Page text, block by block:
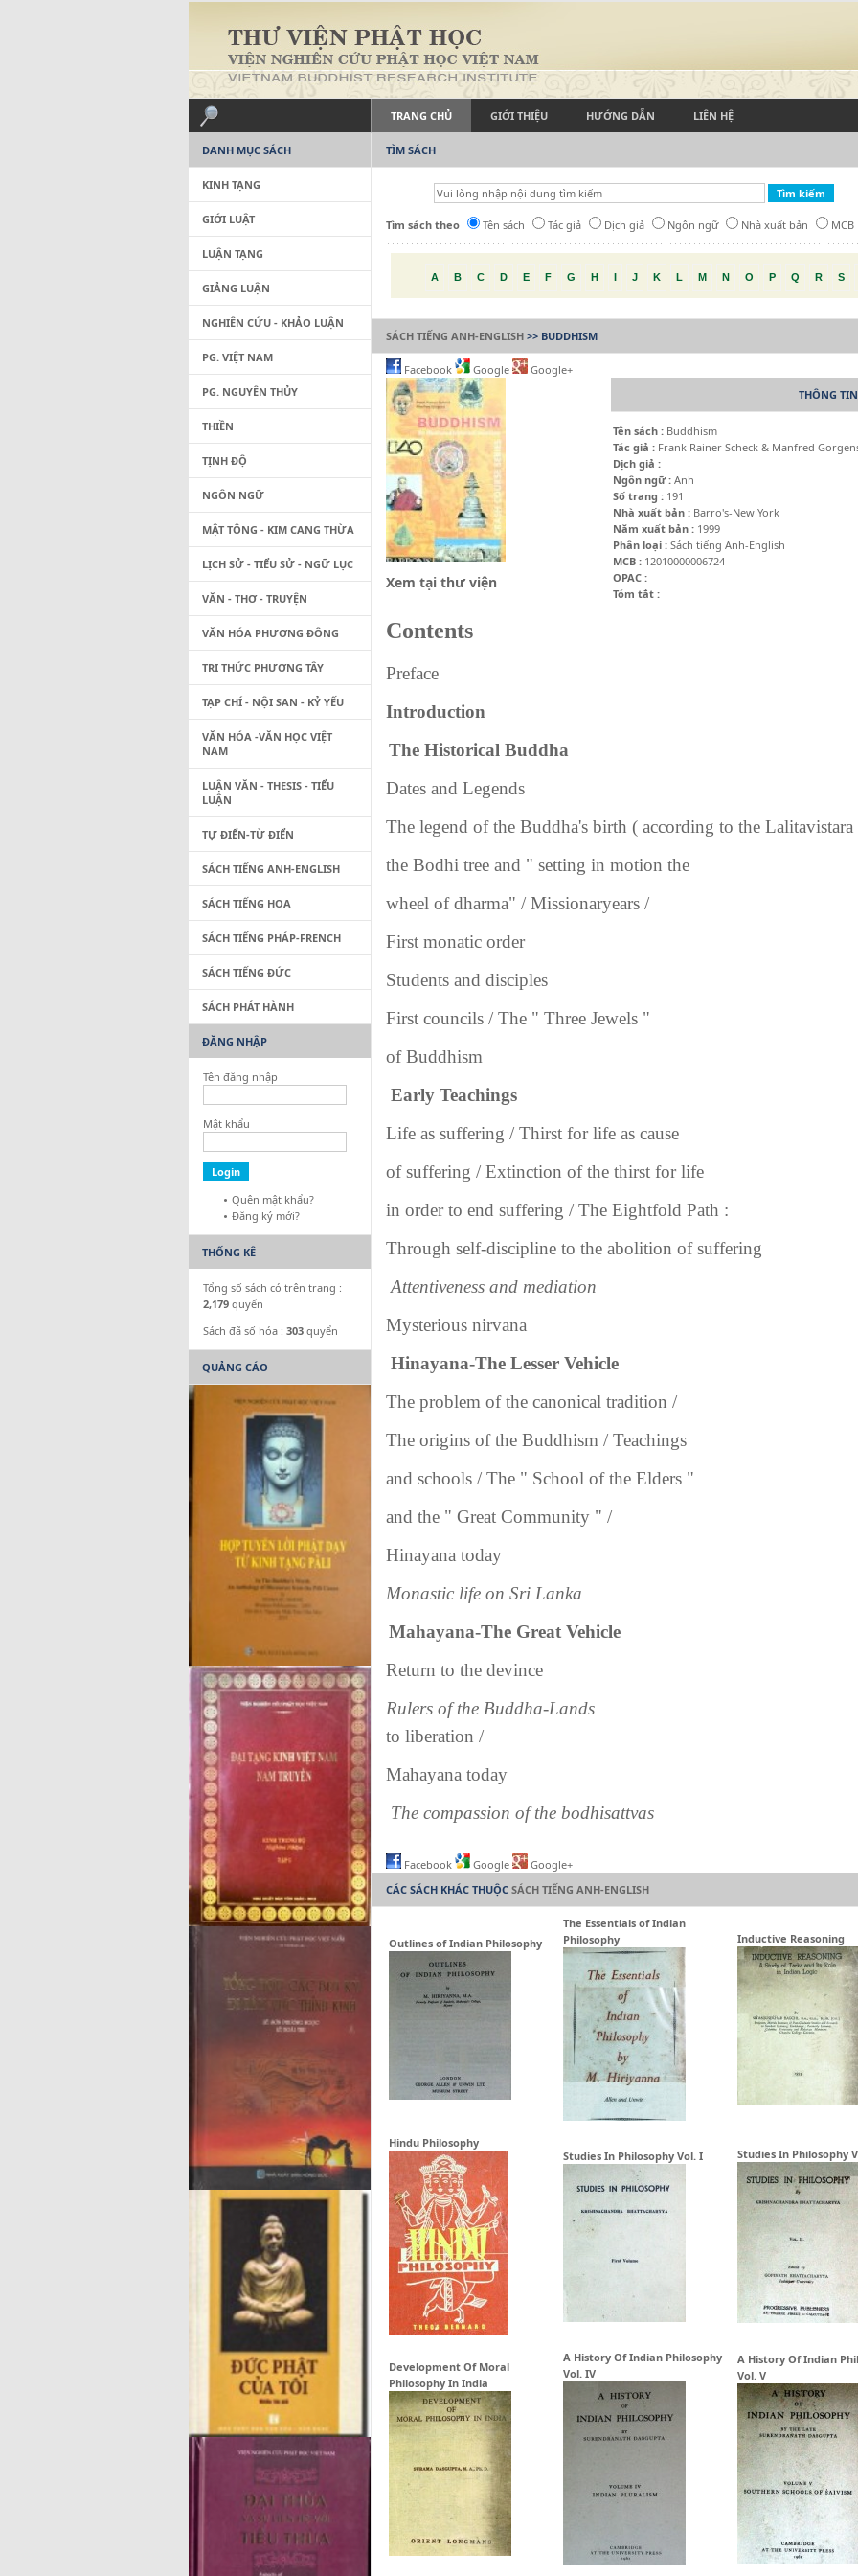
TRANG CHỦ GIỚI THIỆU HƯỚNG DẪN LIÊN HỆ
TÌM SÁCH
Tìm sách theo Tên sách Tác giả Dịch giả Ngôn ngữ Nhà xuất bản MCB
A B C D E F G H I J K L M N O P Q R S
SÁCH TIẾNG ANH-ENGLISH >> BUDDHISM
Facebook Google Google+
Xem tại thư viện
THÔNG
Tên sách : Buddhism
Tác giả : Frank Rainer Scheck & Manfred
Dịch giả :
Ngôn ngữ : Anh
Số trang : 191
Nhà xuất bản : Barro's-New York
Năm xuất bản : 1999
Phân loại : Sách tiếng Anh-English
MCB : 12010000006724
OPAC :
Tóm tắt :
Contents
The Historical
Dates and Legends
The legend of the Buddha's birth ( according to the
the Bodhi tree and " setting in motion the
wheel of dharma" / Missionaryears /
First monatic order
Students and
First councils / The " Three Jewels "
of Buddhism
Early
Life as suffering / Thirst for life as cause
of suffering / Extinction of the thirst for life
in order to end suffering / The Eightfold Path :
Through self-discipline to the abolition of suffering
Attentiveness and mediation
Mysterious nirvana
Hinayana-The Lesser Vehicle
The problem of the canonical tradition /
The origins of the Buddhism / Teachings
and schools / The " School of the Elders "
and the " Great Community " /
Hinayana today
Monastic life on Sri Lanka
Mahayana-The Great
Return to the devince
Rulers of the Buddha-Lands New
to liberation /
Mahayana today
The compassion of the bodhisattvas
Facebook Google
Google+
CÁC SÁCH KHÁC THUỘC SÁCH TIẾNG ANH-ENGLISH
Outlines of Indian Philosophy
The Essentials of Indian
Philosophy
Inductive Reasoning
Hindu Philosophy
Studies In Philosophy Vol. I
Studies In Philosophy
Development Of Moral
Philosophy In India
A History Of Indian Philosophy
Vol. IV
A History Of Indian
Vol. V
DANH MỤC SÁCH
KINH TẠNG
GIỚI LUẬT
LUẬN TẠNG
GIẢNG LUẬN
NGHIÊN CỨU - KHẢO LUẬN
PG. VIỆT NAM
PG. NGUYÊN THỦY
THIỀN
TỊNH ĐỘ
NGÔN NGỮ
MẬT TÔNG - KIM CANG THỪA
LỊCH SỬ - TIỂU SỬ - NGỮ LỤC
VĂN - THƠ - TRUYỆN
VĂN HÓA PHƯƠNG ĐÔNG
TRI THỨC PHƯƠNG TÂY
TẠP CHÍ - NỘI SAN - KỶ YẾU
VĂN HÓA -VĂN HỌC VIỆT
NAM
LUẬN VĂN - THESIS - TIỂU
LUẬN
TỰ ĐIỂN-TỪ ĐIỂN
SÁCH TIẾNG ANH-ENGLISH
SÁCH TIẾNG HOA
SÁCH TIẾNG PHÁP-FRENCH
SÁCH TIẾNG ĐỨC
SÁCH PHÁT HÀNH
ĐĂNG NHẬP
Tên đăng nhập
Mật khẩu
Quên mật khẩu?
Đăng ký mới?
THỐNG KÊ
Tổng số sách có trên trang :
2,179 quyển
Sách đã số hóa : 303 quyển
QUẢNG CÁO